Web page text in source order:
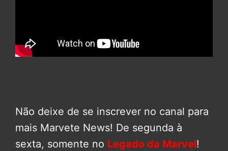
Não deixe de se inscrever no canal para
mais Marvete News! De segunda à
sexta, somente no Legado da Marvel!